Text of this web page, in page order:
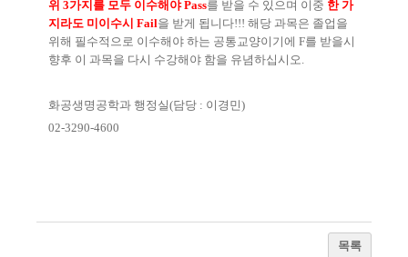
위 3가지를 모두 이수해야Pass를 받을 수 있으며 이중 한 가
지라도 미이수시 Fail을 받게 됩니다!!! 해당 과목은 졸업을
위해 필수적으로 이수해야 하는 공통교양이기에 F를 받을시
향후 이 과목을 다시 수강해야 함을 유념하십시오.
화공생명공학과 행정실(담당 : 이경민)
02-3290-4600
목록